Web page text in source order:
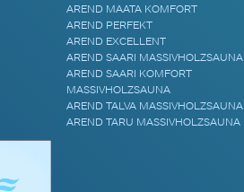
AREND MAATA KOMFORT
AREND PERFEKT
AREND EXCELLENT
AREND SAARI MASSIVHOLZSAUNA
AREND SAARI KOMFORT
MASSIVHOLZSAUNA
AREND TALVA MASSIVHOLZSAUNA
AREND TARU MASSIVHOLZSAUNA